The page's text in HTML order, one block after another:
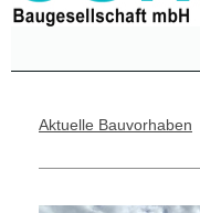
Aktuelle Bauvorhaben